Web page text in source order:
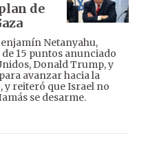
de
Netanyahu,
15 puntos anunciado
Donald Trump, y
avanzar hacia la
y reiteró que Israel no
se desarme.